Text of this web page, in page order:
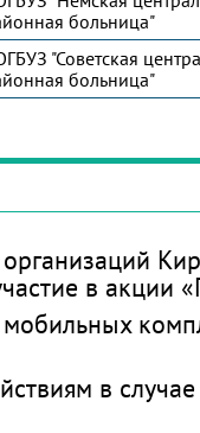
больница"
"Советская
больница"
в акции
в